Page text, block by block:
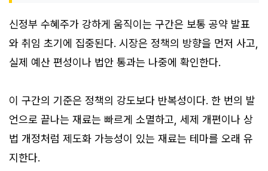
신정부 수혜주가 강하게 움직이는 구간은 보통 공약 발표
와 취임 초기에 집중된다. 시장은 정책의 방향을 먼저 사고,
실제 예산 편성이나 법안 통과는 나중에 확인한다.
이 구간의 기준은 정책의 강도보다 반복성이다. 한 번의 발
언으로 끝나는 재료는 빠르게 소멸하고, 세제 개편이나 상
법 개정처럼 제도화 가능성이 있는 재료는 테마를 오래 유
지한다.